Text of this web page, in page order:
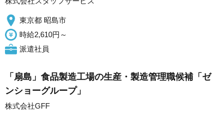
東京都 昭島市
時給2,610円～
派遣社員
「扇島」食品製造工場の生産・製造管理職候補「ゼ
ンショーグループ」
株式会社GFF